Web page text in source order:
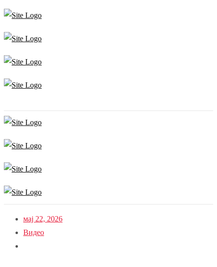
мај 22, 2026
Видео